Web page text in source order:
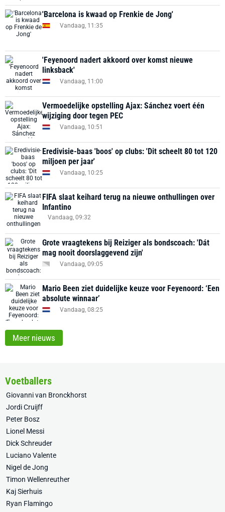
'Barcelona is kwaad op Frenkie de Jong'
Vandaag, 11:35
'Feyenoord nadert akkoord over komst nieuwe
linksback'
Vandaag, 11:00
Vermoedelijke opstelling Ajax: Sánchez voert één
wijziging door tegen PEC
Vandaag, 10:51
Eredivisie-baas 'boos' op clubs: 'Dit scheelt 80 tot 120
miljoen per jaar'
Vandaag, 10:25
FIFA slaat keihard terug na nieuwe onthullingen over
Infantino
Vandaag, 09:32
Grote vraagtekens bij Reiziger als bondscoach: 'Dát
mag nooit doorslaggevend zijn'
Vandaag, 09:05
Mario Been ziet duidelijke keuze voor Feyenoord: ‘Een
absolute winnaar’
Vandaag, 08:25
Meer nieuws
Voetballers
Giovanni van Bronckhorst
Jordi Cruijff
Peter Bosz
Lionel Messi
Dick Schreuder
Luciano Valente
Nigel de Jong
Timon Wellenreuther
Kaj Sierhuis
Ryan Flamingo